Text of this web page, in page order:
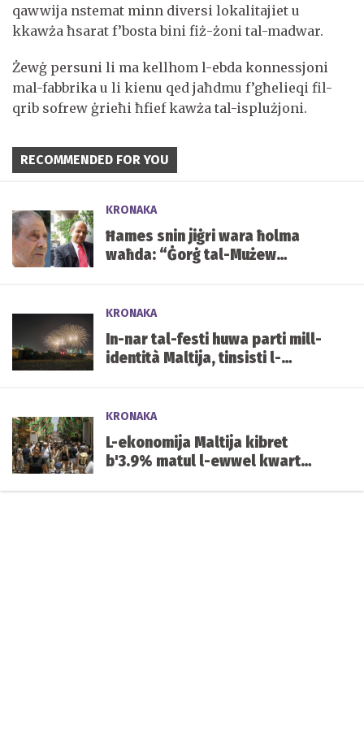
qawwija nstemat minn diversi lokalitajiet u
kkawża ħsarat f’bosta bini fiż-żoni tal-madwar.
Żewġ persuni li ma kellhom l-ebda konnessjoni
mal-fabbrika u li kienu qed jaħdmu f’għelieqi fil-
qrib sofrew ġrieħi ħfief kawża tal-isplużjoni.
RECOMMENDED FOR YOU
KRONAKA
Ħames snin jiġri wara ħolma
waħda: “Ġorġ tal-Mużew
KRONAKA
In-nar tal-festi huwa parti mill-
identità Maltija, tinsisti l-
KRONAKA
L-ekonomija Maltija kibret
b'3.9% matul l-ewwel kwart